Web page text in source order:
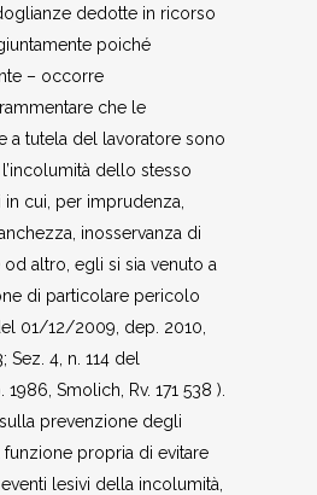
dedotte in ricorso
poiché
– occorre
che le
a tutela del lavoratore sono
dello stesso
in cui, per imprudenza,
inosservanza di
altro, egli si sia venuto a
di particolare pericolo
01/12/2009, dep. 2010,
Sez. 4, n. 114 del
Smolich, Rv. 171 538 ).
prevenzione degli
funzione propria di evitare
lesivi della incolumità,